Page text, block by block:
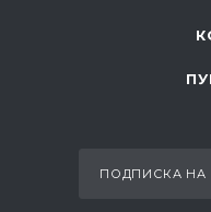
ПОДПИСКА НА